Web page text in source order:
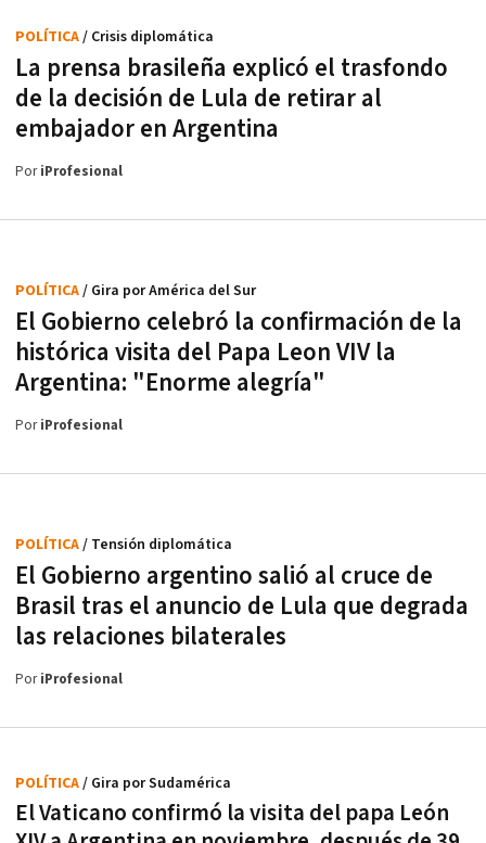
La prensa brasileña explicó el trasfondo
de la decisión de Lula de retirar al
embajador en Argentina
POLÍTICA/ Crisis diplomática
PoriProfesional
El Gobierno celebró la confirmación de la
histórica visita del Papa Leon VIV la
Argentina: "Enorme alegría"
POLÍTICA/ Gira por América del Sur
PoriProfesional
El Gobierno argentino salió al cruce de
Brasil tras el anuncio de Lula que degrada
las relaciones bilaterales
POLÍTICA/ Tensión diplomática
PoriProfesional
El Vaticano confirmó la visita del papa León
POLÍTICA/ Gira por Sudamérica